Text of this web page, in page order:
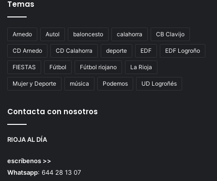
Temas
Arnedo Autol baloncesto calahorra CB Clavijo
CD Arnedo CD Calahorra deporte EDF EDF Logroño
FIESTAS Fútbol Fútbol riojano La Rioja
Mujer y Deporte música Podemos UD Logroñés
Contacta con nosotros
RIOJA AL DÍA
escríbenos >>
Whatsapp: 644 28 13 07